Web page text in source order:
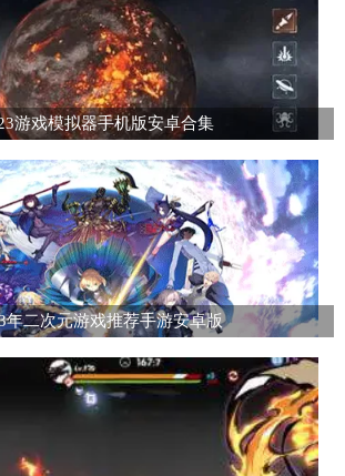
游戏模拟器手机版安卓合集
年二次元游戏推荐手游安卓版